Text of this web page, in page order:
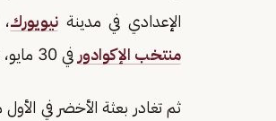
الإعدادي في مدينة نيويورك
منتخب الإكوادور في 30 مايو، على ملعب سبورتس إليستريتد بمدينة
ثم تغادر بعثة الأخضر في